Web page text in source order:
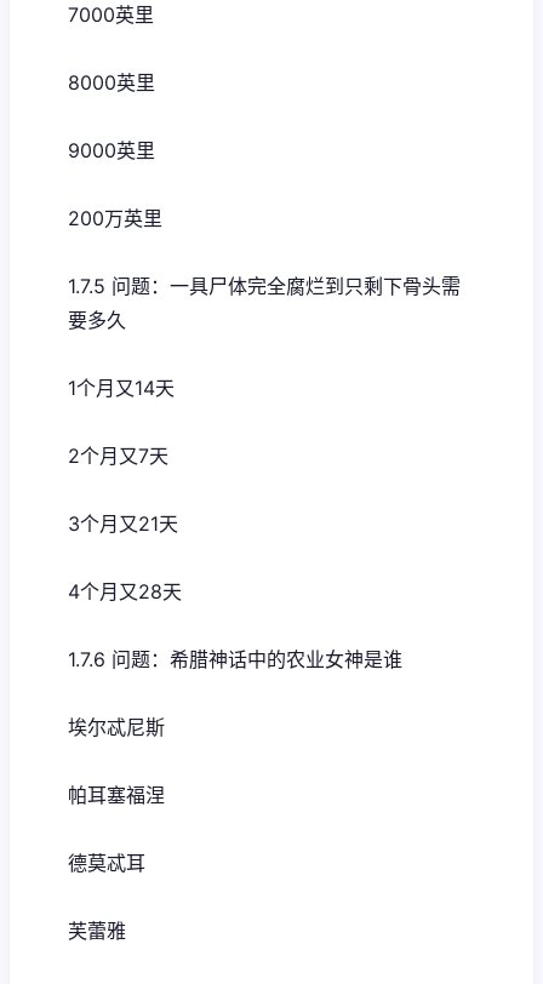
7000英里
8000英里
9000英里
200万英里
1.7.5 问题：一具尸体完全腐烂到只剩下骨头需
要多久
1个月又14天
2个月又7天
3个月又21天
4个月又28天
1.7.6 问题：希腊神话中的农业女神是谁
埃尔忒尼斯
帕耳塞福涅
德莫忒耳
芙蕾雅